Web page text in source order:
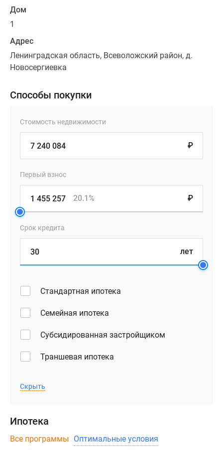
Дом
1
Адрес
Ленинградская область, Всеволожский район, д.
Новосергиевка
Способы покупки
Стоимость недвижимости
₽
Первый взнос
₽
20.1%
Срок кредита
лет
Стандартная ипотека
Семейная ипотека
Субсидированная застройщиком
Траншевая ипотека
Скрыть
Ипотека
Все программы Оптимальные условия